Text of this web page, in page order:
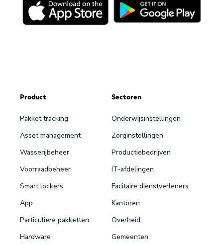
Product
Pakket tracking
Asset management
Wasserijbeheer
Voorraadbeheer
Smart lockers
App
Particuliere pakketten
Hardware
Sectoren
Onderwijsinstellingen
Zorginstellingen
Productiebedrijven
IT-afdelingen
Facitaire dienstverleners
Kantoren
Overheid
Gemeenten